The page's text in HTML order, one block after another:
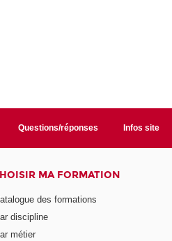
Questions/réponses Infos site
MA FORMATION
des formations
discipline
métier